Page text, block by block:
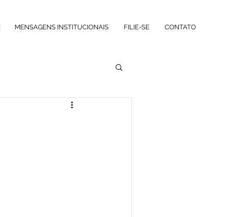
MENSAGENS INSTITUCIONAIS FILIE-SE CONTATO